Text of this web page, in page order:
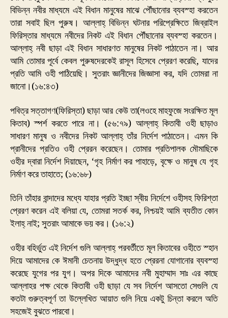
বিভিন্ন নবীর মাধ্যমে এই বিধান মানুষের মাঝে পৌঁছানোর ব্যবস্হা করতেন
তারা সবাই ছিল পুরুষ। আল্লাহ্ বিভিন্ন ঘটনার পরিপ্রেক্ষিতে জিব্রাইল
ফিরিস্তার মাধ্যমে নবীদের নিকট এই বিধান পৌঁছানোর ব্যবস্হা করতেন।
আল্লাহ্ নবী ছাড়া এই বিধান সাধারণত মানুষের নিকট পাঠাতেন না। আর
আমি তোমার পূর্বে কেবল পুরুষদেরকেই রাসূল হিসেবে প্রেরণ করেছি, যাদের
প্রতি আমি ওহী পাঠিয়েছি। সুতরাং জ্ঞানীদের জিজ্ঞাসা কর, যদি তোমরা না
জানো।(১৬:৪৩)
পবিত্র সত্তাগণ(ফিরিস্তা) ছাড়া আর কেউ তা(লওহে মাহফুজে সংরক্ষিত মূল
কিতাব) স্পর্শ করতে পারে না। (৫৬:৭৯) আল্লাহ্ কিতাবী ওহী ছাড়াও
সাধারণ মানুষ ও নবীদের নিকট আল্লাহ্ তাঁর নির্দেশ পাঠাতেন। এমন কি
প্রানীদের প্রতিও ওহী প্রেরন করেছেন। তোমার প্রতিপালক মৌমাছিকে
ওহীর দ্বারা নির্দেশ দিয়াছেন, ‘গৃহ নির্মাণ কর পাহাড়ে, বৃক্ষে ও মানুষ যে গৃহ
নির্মাণ করে তাহাতে; (১৬:৬৮)
তিনি তাঁহার বান্দাদের মধ্যে যাহার প্রতি ইচ্ছা স্বীয় নির্দেশে ওহীসহ ফিরিশ্‌তা
প্রেরণ করেন এই বলিয়া যে, তোমরা সতর্ক কর, নিশ্চয়ই আমি ব্যতীত কোন
ইলাহ্ নাই; সুতরাং আমাকে ভয় কর। (১৬:২)
ওহীর বহির্ভুত এই নির্দেশ গুলি আল্লাহ্ পরবর্তীতে মূল কিতাবের ওহীতে স্হান
দিয়ে আমাদের কে ঈমানী চেতনায় উদ্ধুদ্ধ হতে প্রেরনা যোগানোর ব্যবস্হা
করেছে যুগের পর যুগ। অপর দিকে আমাদের নবী মুহাম্মাদ সাঃ এর কাছে
আল্লাহর পক্ষ থেকে কিতাবী ওহী ছাড়া যে সব নির্দেশ আসতো সেগুলি যে
কতটা গুরুত্বপূর্ণ তা উল্লেখিত আয়াত গুলি নিয়ে একটু চিন্তা করলে অতি
সহজেই বুঝতে পারবো।